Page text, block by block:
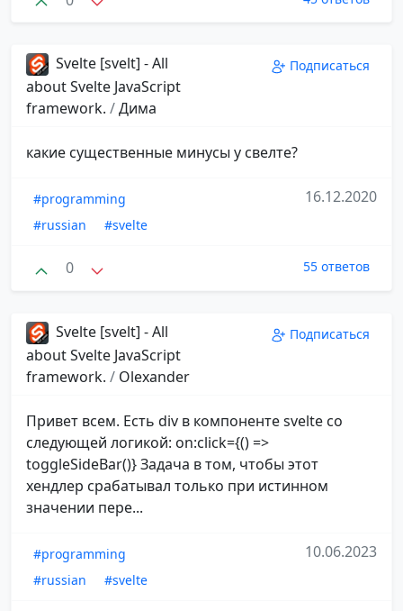
Svelte [svelt] - All
about Svelte JavaScript
framework. /Дима
Подписаться
какие существенные минусы у свелте?
#programming
#russian
#svelte
16.12.2020
0 55 ответов
Svelte [svelt] - All
about Svelte JavaScript
framework. / Olexander
Подписаться
Привет всем. Есть div в компоненте svelte со
следующей логикой: on:click={() =>
toggleSideBar()} Задача в том, чтобы этот
хендлер срабатывал только при истинном
значении пере...
#programming
#russian
#svelte
10.06.2023